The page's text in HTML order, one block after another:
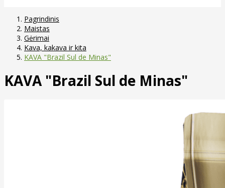
Pagrindinis
Maistas
Gėrimai
Kava, kakava ir kita
KAVA "Brazil Sul de Minas"
KAVA "Brazil Sul de Minas"